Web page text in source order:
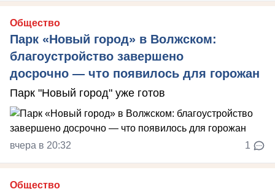
Общество
Парк «Новый город» в Волжском:
благоустройство завершено
досрочно — что появилось для горожан
Парк "Новый город" уже готов
вчера в 20:32 1
Общество